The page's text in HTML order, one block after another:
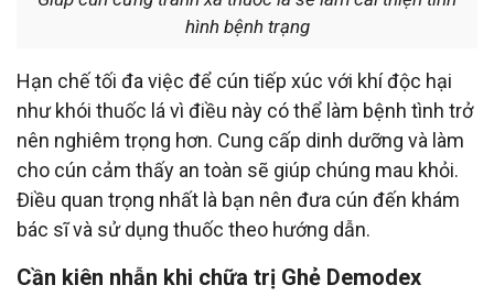
hình bệnh trạng
Hạn chế tối đa việc để cún tiếp xúc với khí độc hại
như khói thuốc lá vì điều này có thể làm bệnh tình trở
nên nghiêm trọng hơn. Cung cấp dinh dưỡng và làm
cho cún cảm thấy an toàn sẽ giúp chúng mau khỏi.
Điều quan trọng nhất là bạn nên đưa cún đến khám
bác sĩ và sử dụng thuốc theo hướng dẫn.
Cần kiên nhẫn khi chữa trị Ghẻ Demodex